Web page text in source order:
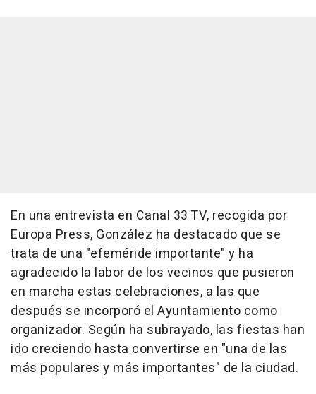
En una entrevista en Canal 33 TV, recogida por
Europa Press, González ha destacado que se
trata de una "efeméride importante" y ha
agradecido la labor de los vecinos que pusieron
en marcha estas celebraciones, a las que
después se incorporó el Ayuntamiento como
organizador. Según ha subrayado, las fiestas han
ido creciendo hasta convertirse en "una de las
más populares y más importantes" de la ciudad.